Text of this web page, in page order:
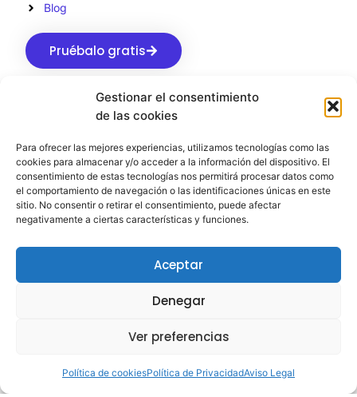
Gestionar el consentimiento
de las cookies
Para ofrecer las mejores experiencias, utilizamos tecnologías como las
cookies para almacenar y/o acceder a la información del dispositivo. El
consentimiento de estas tecnologías nos permitirá procesar datos como
el comportamiento de navegación o las identificaciones únicas en este
sitio. No consentir o retirar el consentimiento, puede afectar
negativamente a ciertas características y funciones.
Aceptar
Denegar
Ver preferencias
Política de cookiesPolítica de PrivacidadAviso Legal
Blog
Pruébalo gratis
Aviso LegalPrivacidadCookies
© 2026 Todos los derechos reservados